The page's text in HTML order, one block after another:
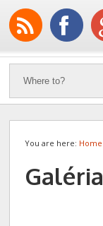
You are here: Home
Galéria